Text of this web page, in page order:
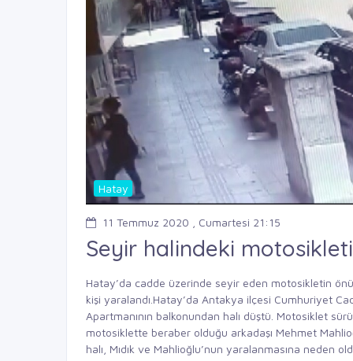
Hatay
11 Temmuz 2020 , Cumartesi 21:15
Seyir halindeki
Hatay’da cadde üzerinde seyir eden motosikletin
kişi yaralandı.Hatay’da Antakya ilçesi Cumhuriyet
Apartmanının balkonundan halı düştü. Motosiklet
motosiklette beraber olduğu arkadaşı Mehmet
halı, Mıdık ve Mahlioğlu’nun yaralanmasına neden